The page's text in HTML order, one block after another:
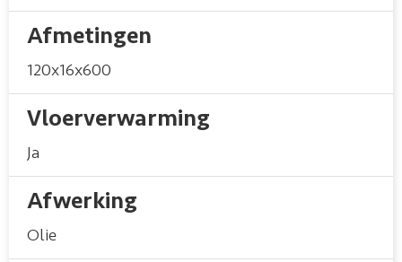
Afmetingen
120x16x600
Vloerverwarming
Ja
Afwerking
Olie